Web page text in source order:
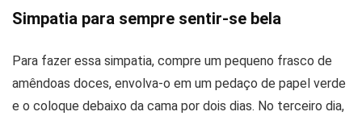
Simpatia para sempre sentir-se bela
Para fazer essa simpatia, compre um pequeno frasco de
amêndoas doces, envolva-o em um pedaço de papel verde
e o coloque debaixo da cama por dois dias. No terceiro dia,